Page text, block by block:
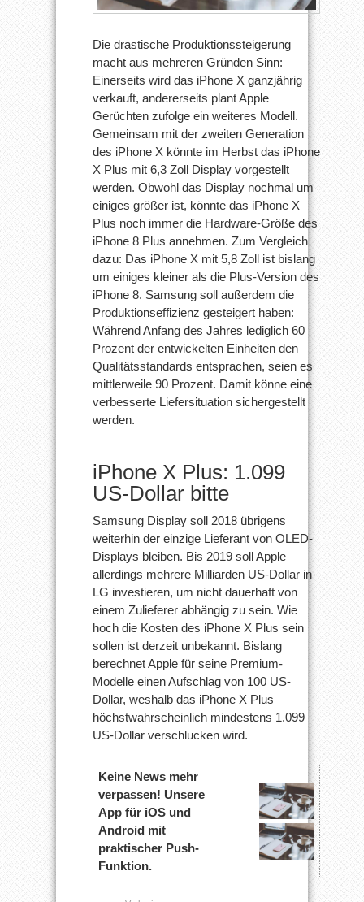
Die drastische Produktionssteigerung
macht aus mehreren Gründen Sinn:
Einerseits wird das iPhone X ganzjährig
verkauft, andererseits plant Apple
Gerüchten zufolge ein weiteres Modell.
Gemeinsam mit der zweiten Generation
des iPhone X könnte im Herbst das iPhone
X Plus mit 6,3 Zoll Display vorgestellt
werden. Obwohl das Display nochmal um
einiges größer ist, könnte das iPhone X
Plus noch immer die Hardware-Größe des
iPhone 8 Plus annehmen. Zum Vergleich
dazu: Das iPhone X mit 5,8 Zoll ist bislang
um einiges kleiner als die Plus-Version des
iPhone 8. Samsung soll außerdem die
Produktionseffizienz gesteigert haben:
Während Anfang des Jahres lediglich 60
Prozent der entwickelten Einheiten den
Qualitätsstandards entsprachen, seien es
mittlerweile 90 Prozent. Damit könne eine
verbesserte Liefersituation sichergestellt
werden.
iPhone X Plus: 1.099
US-Dollar bitte
Samsung Display soll 2018 übrigens
weiterhin der einzige Lieferant von OLED-
Displays bleiben. Bis 2019 soll Apple
allerdings mehrere Milliarden US-Dollar in
LG investieren, um nicht dauerhaft von
einem Zulieferer abhängig zu sein. Wie
hoch die Kosten des iPhone X Plus sein
sollen ist derzeit unbekannt. Bislang
berechnet Apple für seine Premium-
Modelle einen Aufschlag von 100 US-
Dollar, weshalb das iPhone X Plus
höchstwahrscheinlich mindestens 1.099
US-Dollar verschlucken wird.
Keine News mehr
verpassen! Unsere
App für iOS und
Android mit
praktischer Push-
Funktion.